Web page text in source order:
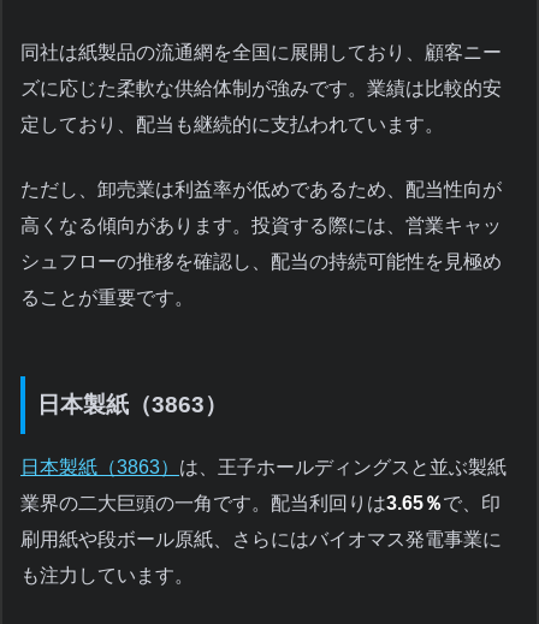
同社は紙製品の流通網を全国に展開しており、顧客ニー
ズに応じた柔軟な供給体制が強みです。業績は比較的安
定しており、配当も継続的に支払われています。
ただし、卸売業は利益率が低めであるため、配当性向が
高くなる傾向があります。投資する際には、営業キャッ
シュフローの推移を確認し、配当の持続可能性を見極め
ることが重要です。
日本製紙（3863）
日本製紙（3863） は、王子ホールディングスと並ぶ製紙
業界の二大巨頭の一角です。配当利回りは3.65％で、印
刷用紙や段ボール原紙、さらにはバイオマス発電事業に
も注力しています。